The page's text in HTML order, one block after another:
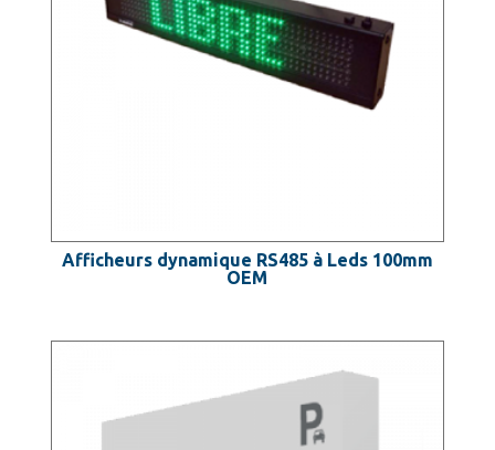
Afficheurs dynamique RS485 à Leds 100mm
OEM